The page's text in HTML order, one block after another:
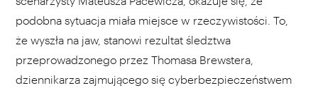
podobna sytuacja miała miejsce w rzeczywistości. To,
że wyszła na jaw, stanowi rezultat śledztwa
przeprowadzonego przez Thomasa Brewstera,
dziennikarza zajmującego się cyberbezpieczeństwem